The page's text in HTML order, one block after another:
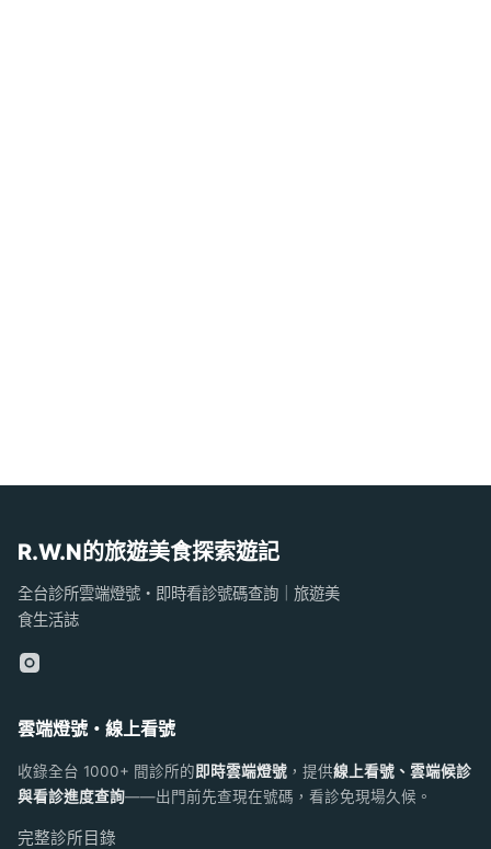
R.W.N的旅遊美食探索遊記
全台診所雲端燈號・即時看診號碼查詢｜旅遊美
食生活誌
雲端燈號・線上看號
收錄全台 1000+ 間診所的 即時雲端燈號 ，提供線上看號、雲端候診
與看診進度查詢——出門前先查現在號碼，看診免現場久候。
完整診所目錄